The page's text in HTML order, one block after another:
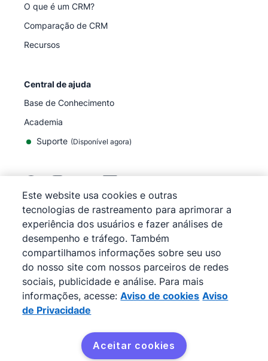
O que é um CRM?
Comparação de CRM
Recursos
Central de ajuda
Base de Conhecimento
Academia
Suporte (Disponível agora)
©2026Pipedrive
Pipedrive
Termos de Serviço
Pipedrive
Aviso de Privacidade
Mapa do site
Aviso de cookies
Preferências de cookies
O Pipedrive é um CRM de vendas baseado na web.
Este website usa cookies e outras
tecnologias de rastreamento para aprimorar a
experiência dos usuários e fazer análises de
desempenho e tráfego. Também
compartilhamos informações sobre seu uso
do nosso site com nossos parceiros de redes
sociais, publicidade e análise. Para mais
informações, acesse: Aviso de cookies Aviso
de Privacidade
Aceitar cookies